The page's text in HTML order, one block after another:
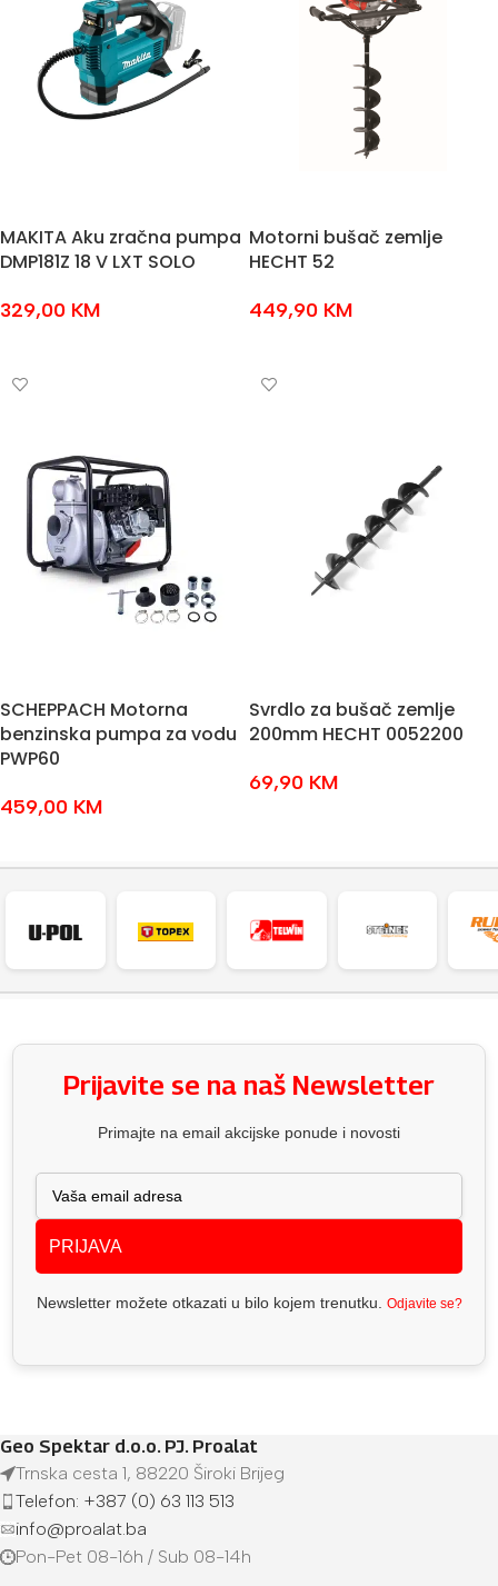
MAKITA Aku zračna pumpa
DMP181Z 18 V LXT SOLO
329,00 KM
Motorni bušač zemlje
HECHT 52
449,90 KM
SCHEPPACH Motorna
benzinska pumpa za vodu
PWP60
459,00 KM
Svrdlo za bušač zemlje
200mm HECHT 0052200
69,90 KM
Prijavite se na naš Newsletter
Primajte na email akcijske ponude i novosti
PRIJAVA
Newsletter možete otkazati u bilo kojem trenutku. Odjavite se?
Geo Spektar d.o.o. PJ. Proalat
Trnska cesta 1, 88220 Široki Brijeg
Telefon: +387 (0) 63 113 513
info@proalat.ba
Pon-Pet 08-16h / Sub 08-14h